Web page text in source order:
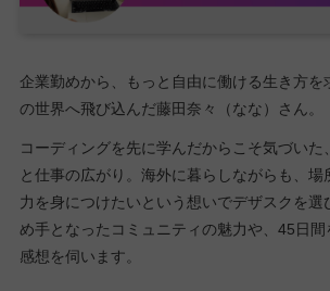
企業勤めから、もっと自由に働ける生き方を
の世界へ飛び込んだ藤田奈々（なな）さん。
コーディングを先に学んだからこそ気づいた
と仕事の広がり。海外に暮らしながらも、場
力を身につけたいという想いでデザスクを選
め手となったコミュニティの魅力や、45日
感想を伺います。